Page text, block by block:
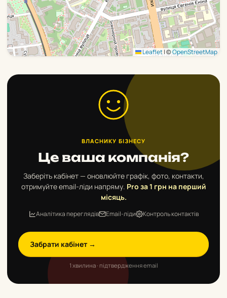
Leaflet|©OpenStreetMap
ВЛАСНИКУ БІЗНЕСУ
Це ваша компанія?
Заберіть кабінет — оновлюйте графік, фото, контакти,
отримуйте email-ліди напряму. Pro за 1 грн на перший
місяць.
Аналітика переглядів Email-ліди Контроль контактів
Забрати кабінет →
1 хвилина · підтвердження email